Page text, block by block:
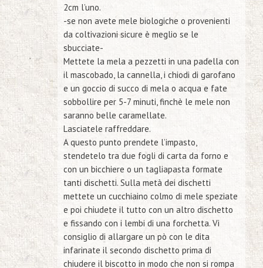
2cm l’uno.
-se non avete mele biologiche o provenienti
da coltivazioni sicure è meglio se le
sbucciate-
Mettete la mela a pezzetti in una padella con
il mascobado, la cannella, i chiodi di garofano
e un goccio di succo di mela o acqua e fate
sobbollire per 5-7 minuti, finchè le mele non
saranno belle caramellate.
Lasciatele raffreddare.
A questo punto prendete l’impasto,
stendetelo tra due fogli di carta da forno e
con un bicchiere o un tagliapasta formate
tanti dischetti. Sulla metà dei dischetti
mettete un cucchiaino colmo di mele speziate
e poi chiudete il tutto con un altro dischetto
e fissando con i lembi di una forchetta. Vi
consiglio di allargare un pò con le dita
infarinate il secondo dischetto prima di
chiudere il biscotto in modo che non si rompa